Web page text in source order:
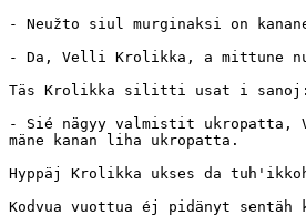
- Neužto siul murginaksi on
- Da, Velli Krolikka, a mittune
Täs Krolikka silitti usat i sanoj:
- Sié nägyy valmistit ukropatta,
mäne kanan liha ukropatta.
Hyppäj Krolikka ukses da
Kodvua vuottua éj pidänyt